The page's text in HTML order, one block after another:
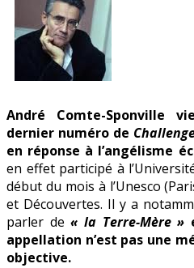
André Comte-Sponville
dernier numéro de
en réponse à l’angélisme
en effet participé à
début du mois à l’Unesco
et Découvertes. Il y a
parler de« la Terre-Mère »
appellation n’est pas une
objective.